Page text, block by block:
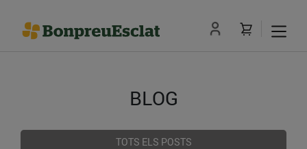
BLOG
TOTS ELS POSTS